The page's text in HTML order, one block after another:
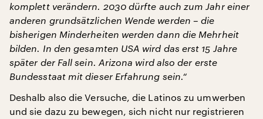
komplett verändern. 2030 dürfte auch zum Jahr einer
anderen grundsätzlichen Wende werden – die
bisherigen Minderheiten werden dann die Mehrheit
bilden. In den gesamten USA wird das erst 15 Jahre
später der Fall sein. Arizona wird also der erste
Bundesstaat mit dieser Erfahrung sein.“
Deshalb also die Versuche, die Latinos zu umwerben
und sie dazu zu bewegen, sich nicht nur registrieren